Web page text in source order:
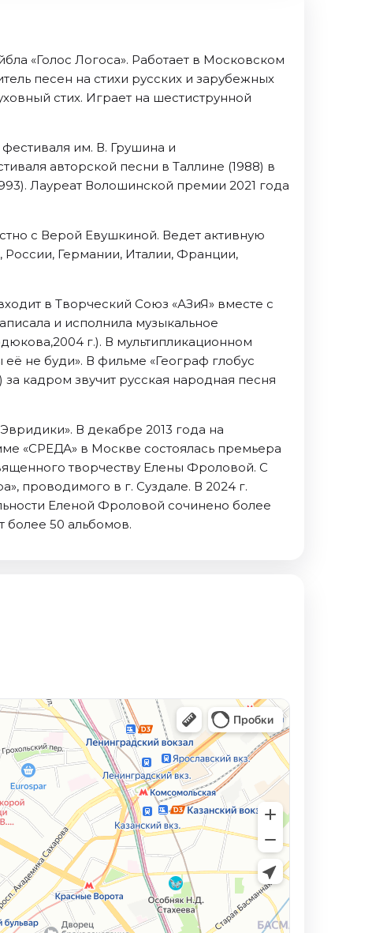
«Голос Логоса». Работает в Московском
песен на стихи русских и зарубежных
стих. Играет на шестиструнной
им. В. Грушина и
авторской песни в Таллине (1988) в
Лауреат Волошинской премии 2021 года
с Верой Евушкиной. Ведет активную
Германии, Италии, Франции,
в Творческий Союз «АЗиЯ» вместе с
и исполнила музыкальное
г.). В мультипликационном
не буди». В фильме «Географ глобус
кадром звучит русская народная песня
В декабре 2013 года на
«СРЕДА» в Москве состоялась премьера
творчеству Елены Фроловой. С
проводимого в г. Суздале. В 2024 г.
Еленой Фроловой сочинено более
более 50 альбомов.